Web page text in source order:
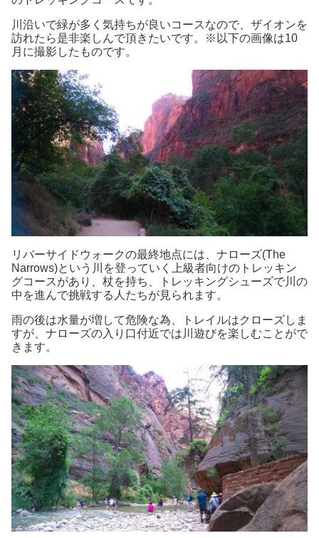
川沿いで緑が多く気持ちが良いコースなので、ザイオンを
訪れたら是非楽しんで頂きたいです。※以下の画像は10
月に撮影したものです。
リバーサイドウォークの最終地点には、ナローズ(The
Narrows)という川を登っていく上級者向けのトレッキン
グコースがあり、杖を持ち、トレッキングシューズで川の
中を進んで挑戦する人たちが見られます。
雨の後は水量が増して危険な為、トレイルはクローズしま
すが、ナローズの入り口付近では川遊びを楽しむことがで
きます。